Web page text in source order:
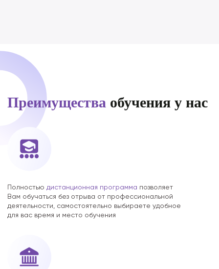
Преимущества обучения у нас
Полностью дистанционная программа позволяет
Вам обучаться без отрыва от профессиональной
деятельности, самостоятельно выбираете удобное
для вас время и место обучения